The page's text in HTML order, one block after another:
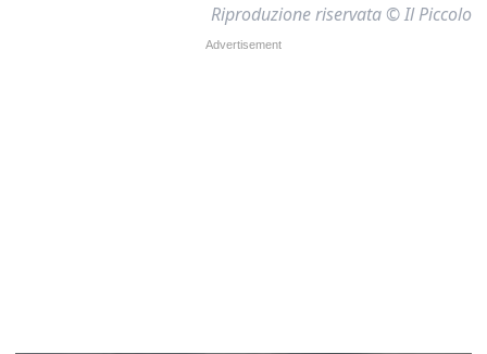
Riproduzione riservata © Il Piccolo